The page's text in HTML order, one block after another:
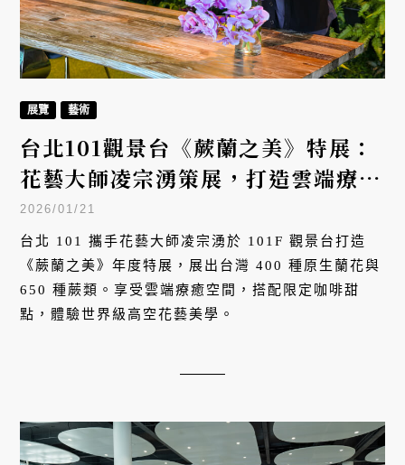
展覽 藝術
台北101觀景台《蕨蘭之美》特展：
花藝大師凌宗湧策展，打造雲端療癒
秘境
2026/01/21
台北 101 攜手花藝大師凌宗湧於 101F 觀景台打造
《蕨蘭之美》年度特展，展出台灣 400 種原生蘭花與
650 種蕨類。享受雲端療癒空間，搭配限定咖啡甜
點，體驗世界級高空花藝美學。